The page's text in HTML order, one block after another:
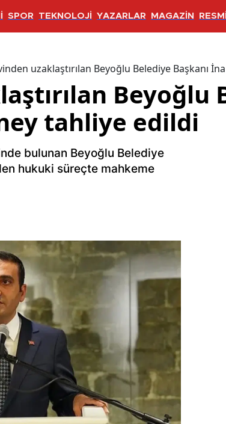
SPOR TEKNOLOJİ YAZARLAR MAGAZİN
uzaklaştırılan Beyoğlu Belediye Başkanı
Beyoğlu
tahliye edildi
bulunan Beyoğlu Belediye
hukuki süreçte mahkeme